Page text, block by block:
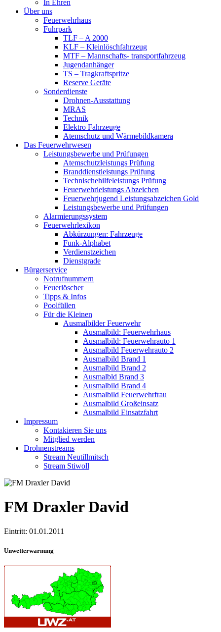
In Ehren
Über uns
Feuerwehrhaus
Fuhrpark
TLF – A 2000
KLF – Kleinlöschfahrzeug
MTF – Mannschafts- transportfahrzeug
Jugendanhänger
TS – Tragkraftspritze
Reserve Geräte
Sonderdienste
Drohnen-Ausstattung
MRAS
Technik
Elektro Fahrzeuge
Atemschutz und Wärmebildkamera
Das Feuerwehrwesen
Leistungsbewerbe und Prüfungen
Atemschutzleistungs Prüfung
Branddienstleistungs Prüfung
Technischehilfeleistungs Prüfung
Feuerwehrleistungs Abzeichen
Feuerwehrjugend Leistungsabzeichen Gold
Leistungsbewerbe und Prüfungen
Alarmierungssystem
Feuerwehrlexikon
Abkürzungen: Fahrzeuge
Funk-Alphabet
Verdienstzeichen
Dienstgrade
Bürgerservice
Notrufnummern
Feuerlöscher
Tipps & Infos
Poolfüllen
Für die Kleinen
Ausmalbilder Feuerwehr
Ausmalbild: Feuerwehrhaus
Ausmalbild: Feuerwehrauto 1
Ausmalbild Feuerwehrauto 2
Ausmalbild Brand 1
Ausmalbild Brand 2
Ausmalbld Brand 3
Ausmalbild Brand 4
Ausmalbild Feuerwehrfrau
Ausmalbild Großeinsatz
Ausmalbild Einsatzfahrt
Impressum
Kontakieren Sie uns
Mitglied werden
Drohnenstreams
Stream Neutillmitsch
Stream Stiwoll
FM Draxler David
Eintritt: 01.01.2011
Unwetterwarnung